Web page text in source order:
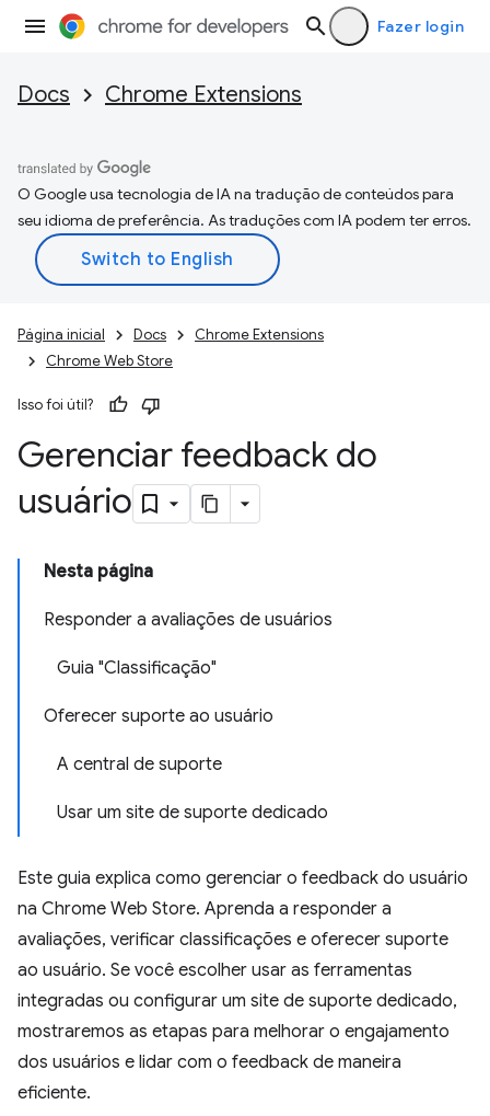
Fazer login
Docs Chrome Extensions
O Google usa tecnologia de IA na tradução de conteúdos para
seu idioma de preferência. As traduções com IA podem ter erros.
Página inicial Docs
Chrome Extensions
Chrome Web Store
Isso foi útil?
Gerenciar feedback do
usuário
Nesta página
Responder a avaliações de usuários
Guia "Classificação"
Oferecer suporte ao usuário
A central de suporte
Usar um site de suporte dedicado
Este guia explica como gerenciar o feedback do usuário
na Chrome Web Store. Aprenda a responder a
avaliações, verificar classificações e oferecer suporte
ao usuário. Se você escolher usar as ferramentas
integradas ou configurar um site de suporte dedicado,
mostraremos as etapas para melhorar o engajamento
dos usuários e lidar com o feedback de maneira
eficiente.